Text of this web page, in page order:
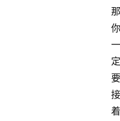
那
你
一
定
要
接
着